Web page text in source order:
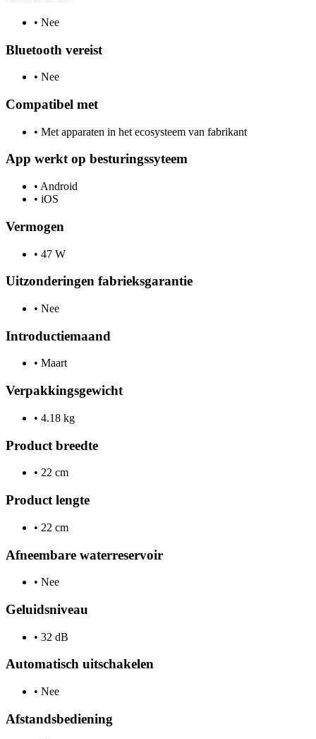
• Nee
Bluetooth vereist
• Nee
Compatibel met
• Met apparaten in het ecosysteem van fabrikant
App werkt op besturingssyteem
• Android
• iOS
Vermogen
• 47 W
Uitzonderingen fabrieksgarantie
• Nee
Introductiemaand
• Maart
Verpakkingsgewicht
• 4.18 kg
Product breedte
• 22 cm
Product lengte
• 22 cm
Afneembare waterreservoir
• Nee
Geluidsniveau
• 32 dB
Automatisch uitschakelen
• Nee
Afstandsbediening